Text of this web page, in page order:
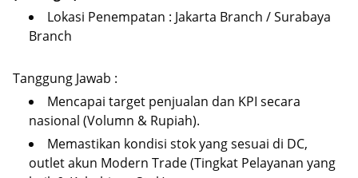
Lokasi Penempatan : Jakarta Branch / Surabaya
Branch
Tanggung Jawab :
Mencapai target penjualan dan KPI secara
nasional (Volumn & Rupiah).
Memastikan kondisi stok yang sesuai di DC,
outlet akun Modern Trade (Tingkat Pelayanan yang